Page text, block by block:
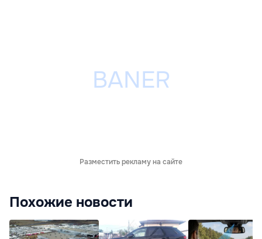
Разместить рекламу на сайте
Похожие новости